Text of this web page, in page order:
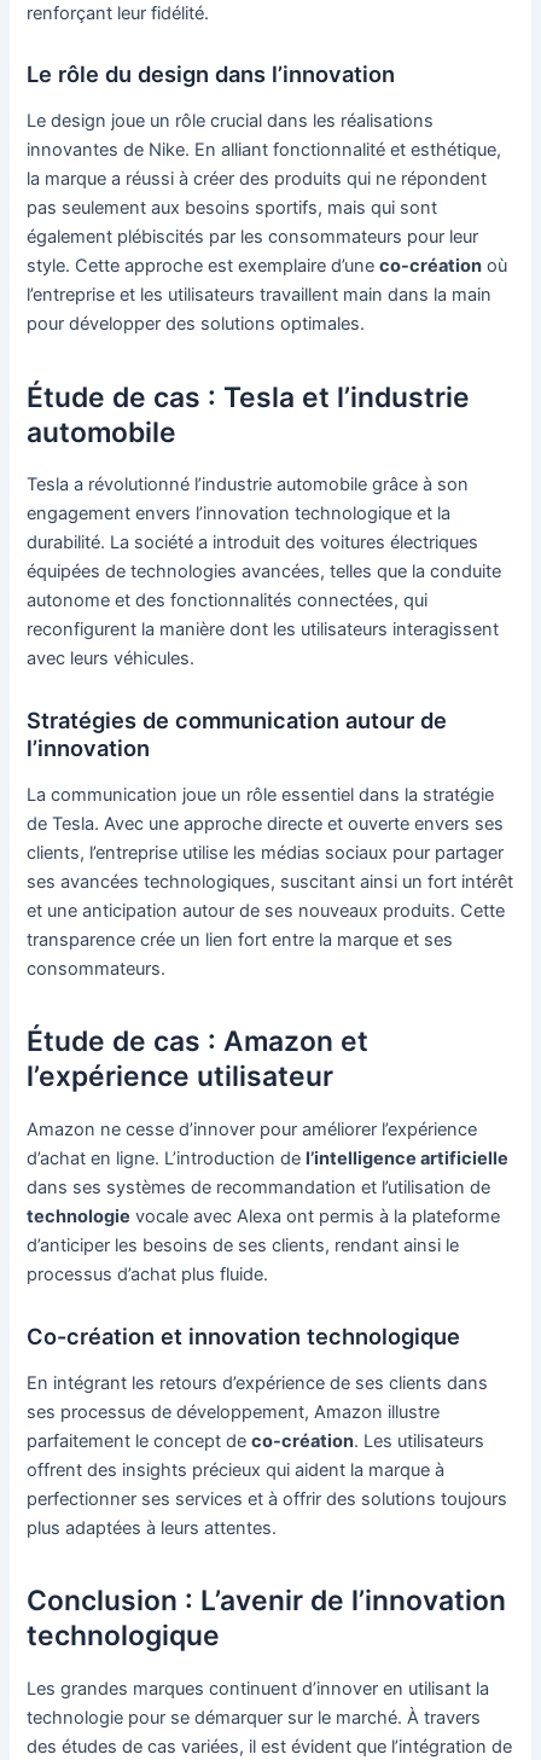
renforçant leur fidélité.
Le rôle du design dans l’innovation
Le design joue un rôle crucial dans les réalisations
innovantes de Nike. En alliant fonctionnalité et esthétique,
la marque a réussi à créer des produits qui ne répondent
pas seulement aux besoins sportifs, mais qui sont
également plébiscités par les consommateurs pour leur
style. Cette approche est exemplaire d’uneco-création où
l’entreprise et les utilisateurs travaillent main dans la main
pour développer des solutions optimales.
Étude de cas : Tesla et l’industrie
automobile
Tesla a révolutionné l’industrie automobile grâce à son
engagement envers l’innovation technologique et la
durabilité. La société a introduit des voitures électriques
équipées de technologies avancées, telles que la conduite
autonome et des fonctionnalités connectées, qui
reconfigurent la manière dont les utilisateurs interagissent
avec leurs véhicules.
Stratégies de communication autour de
l’innovation
La communication joue un rôle essentiel dans la stratégie
de Tesla. Avec une approche directe et ouverte envers ses
clients, l’entreprise utilise les médias sociaux pour partager
ses avancées technologiques, suscitant ainsi un fort intérêt
et une anticipation autour de ses nouveaux produits. Cette
transparence crée un lien fort entre la marque et ses
consommateurs.
Étude de cas : Amazon et
l’expérience utilisateur
Amazon ne cesse d’innover pour améliorer l’expérience
d’achat en ligne. L’introduction del’intelligence artificielle
dans ses systèmes de recommandation et l’utilisation de
technologie vocale avec Alexa ont permis à la plateforme
d’anticiper les besoins de ses clients, rendant ainsi le
processus d’achat plus fluide.
Co-création et innovation technologique
En intégrant les retours d’expérience de ses clients dans
ses processus de développement, Amazon illustre
parfaitement le concept deco-création. Les utilisateurs
offrent des insights précieux qui aident la marque à
perfectionner ses services et à offrir des solutions toujours
plus adaptées à leurs attentes.
Conclusion : L’avenir de l’innovation
technologique
Les grandes marques continuent d’innover en utilisant la
technologie pour se démarquer sur le marché. À travers
des études de cas variées, il est évident que l’intégration de